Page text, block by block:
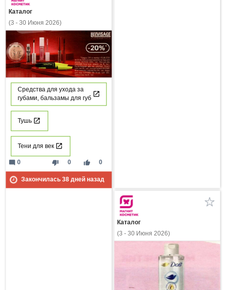
Каталог
(3 - 30 Июня 2026)
Средства для ухода за
губами, бальзамы для губ
Тушь
Тени для век
thumb_down 0 thumb_up 0
mode_comment 0
Закончилась 38дней назад
Каталог
(3 - 30 Июня 2026)